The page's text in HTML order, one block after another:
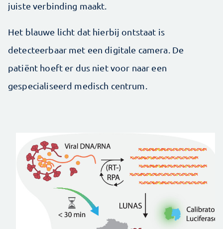
juiste verbinding maakt.
Het blauwe licht dat hierbij ontstaat is
detecteerbaar met een digitale camera. De
patiënt hoeft er dus niet voor naar een
gespecialiseerd medisch centrum.